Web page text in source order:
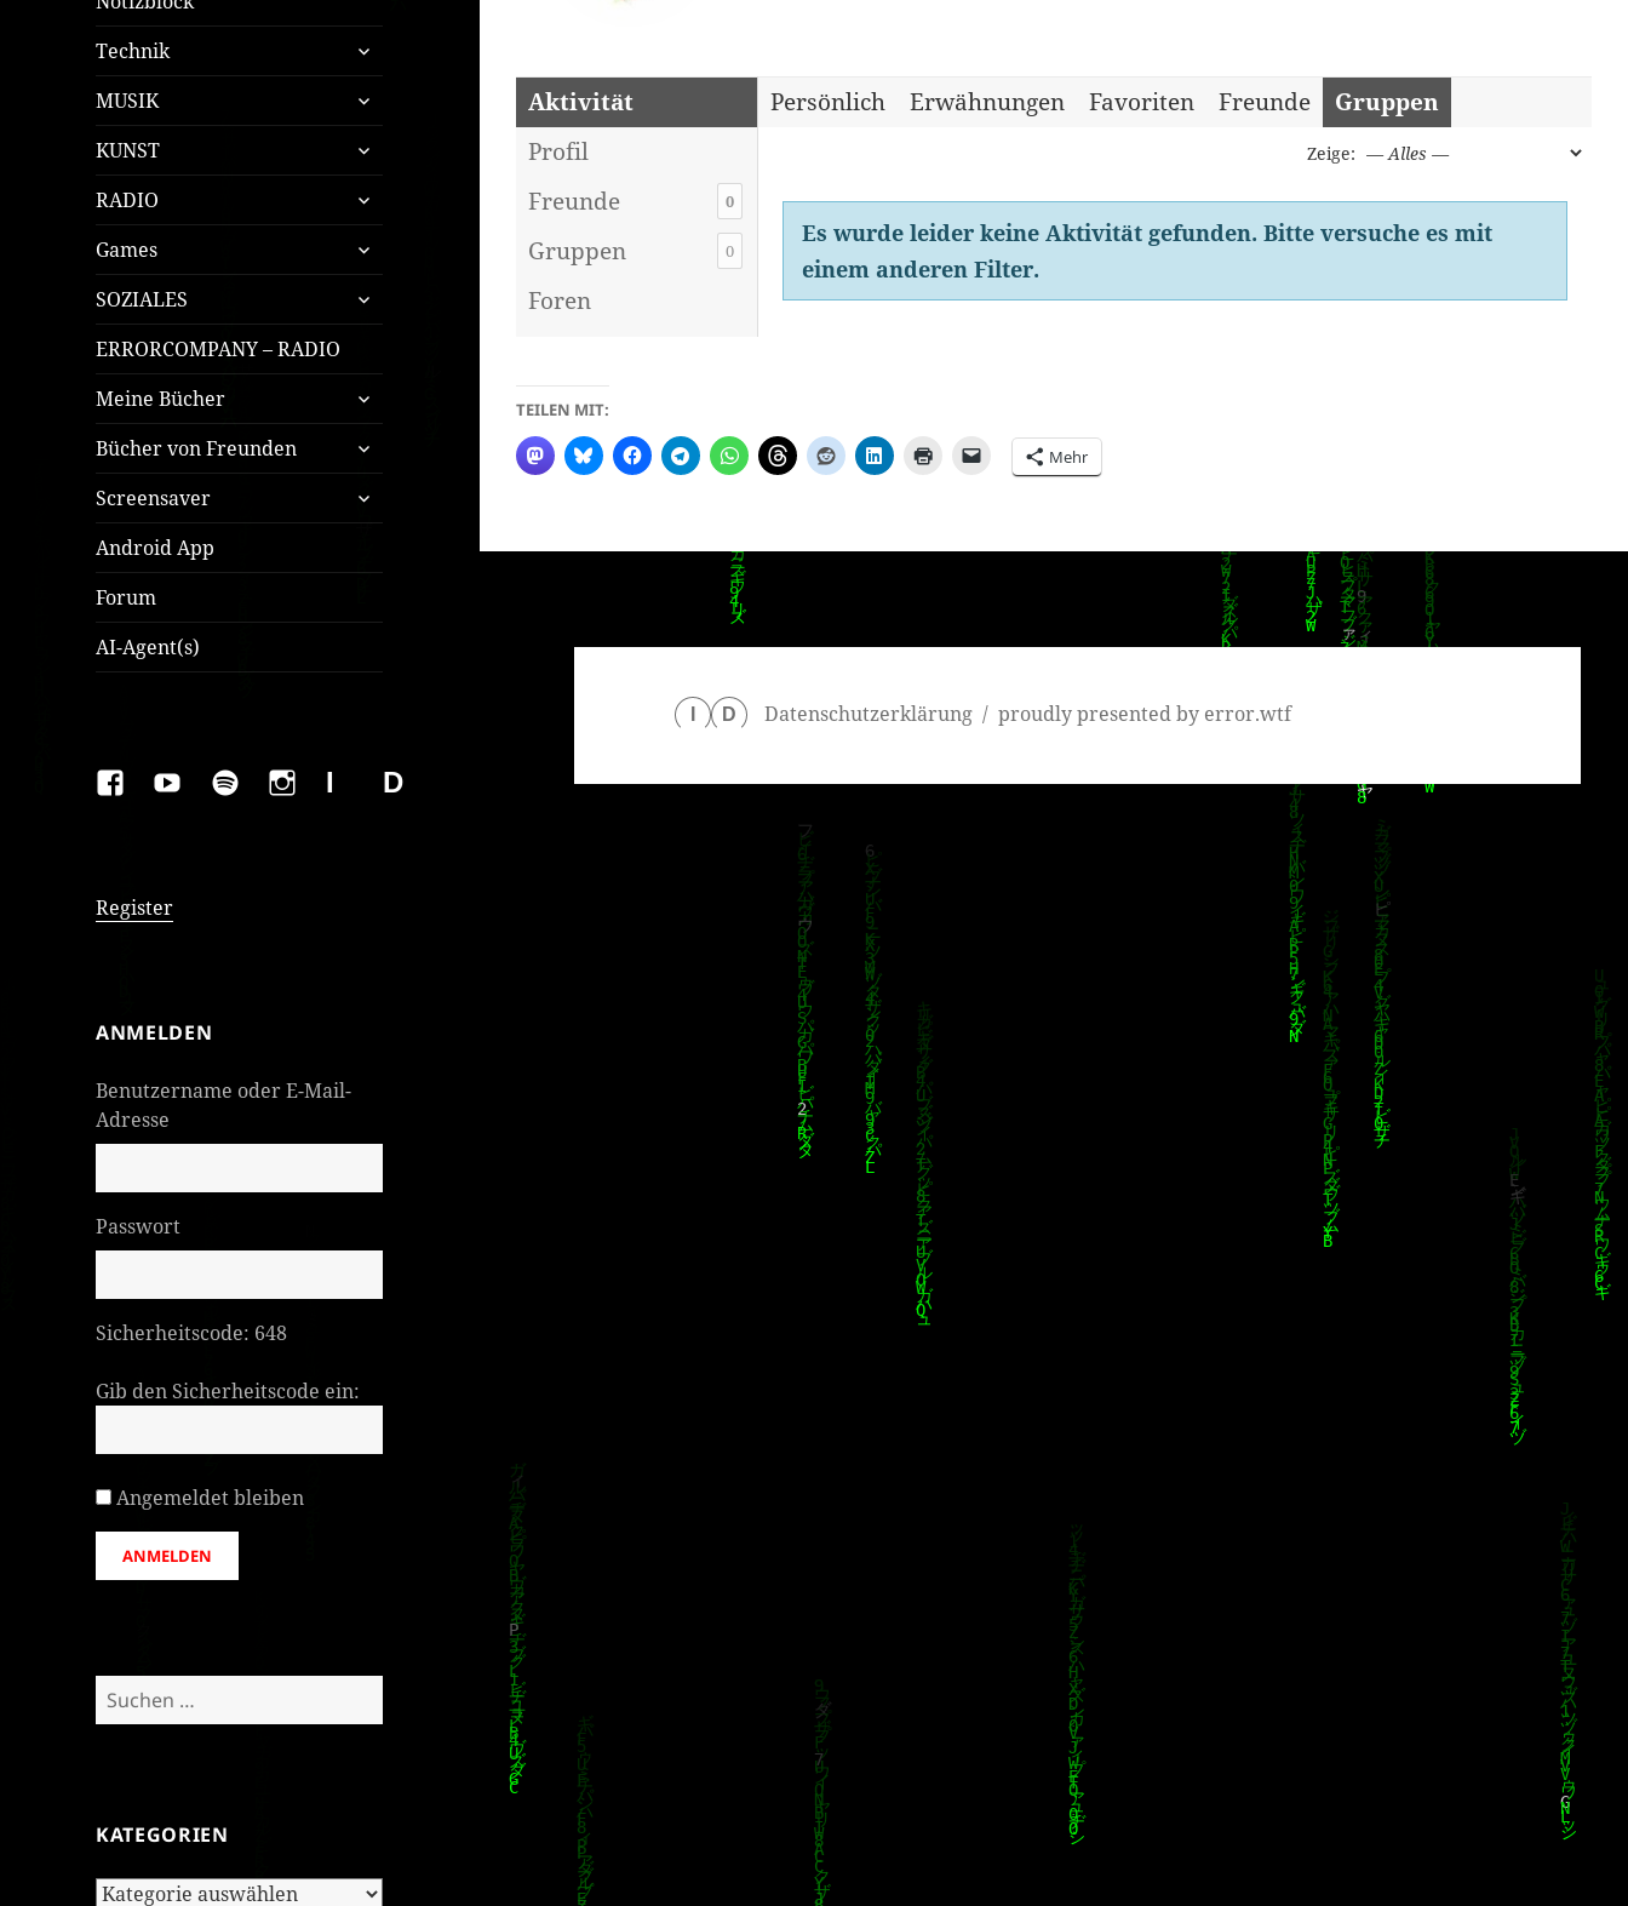
Technik
untermenü
öffnen
MUSIK
untermenü
öffnen
KUNST
untermenü
öffnen
RADIO
untermenü
öffnen
Games
untermenü
öffnen
SOZIALES
untermenü
öffnen
ERRORCOMPANY – RADIO
Meine Bücher
untermenü
öffnen
Bücher von Freunden
untermenü
öffnen
Screensaver
untermenü
öffnen
Android App
Forum
AI-Agent(s)
FAKEBOOK
YOUTUBESPOTIFYINSTAGRAM
IMPRESSUMDatenschutzerklärung
Register
ANMELDEN
Benutzername oder E-Mail-
Adresse
Passwort
Sicherheitscode: 648
Gib den Sicherheitscode ein:
Angemeldet bleiben
ANMELDEN
Suchen
nach:
KATEGORIEN
Kategorien
Aktivität
Profil
Freunde
0
Gruppen 0
Foren
Persönlich Erwähnungen Favoriten Freunde Gruppen
Zeige:
Es wurde leider keine Aktivität gefunden. Bitte versuche es mit
einem anderen Filter.
TEILEN MIT:
Mehr
D Datenschutzerklärung proudly presented by error.wtf